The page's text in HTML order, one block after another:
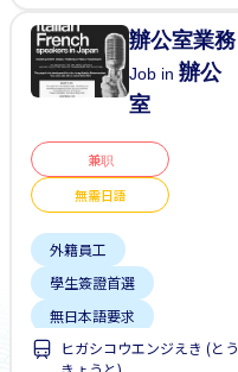
辦公室業務
Job in辦公
室
兼职
無需日語
外籍員工
學生簽證首選
無日本語要求
無經驗要求
短期
ヒガシコウエンジえき (とう